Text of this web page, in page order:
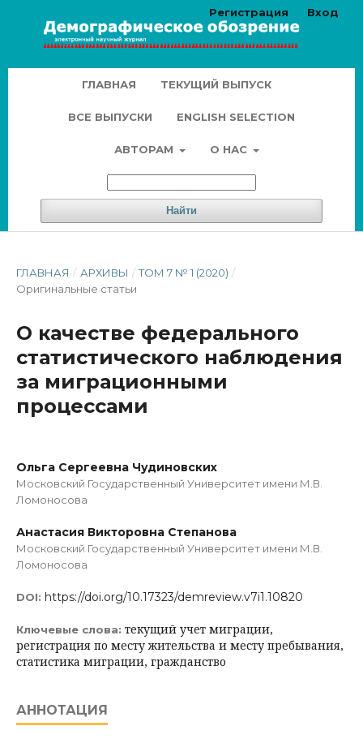
ГЛАВНАЯ ТЕКУЩИЙ ВЫПУСК
ВСЕ ВЫПУСКИ ENGLISH SELECTION
АВТОРАМ О НАС
Найти
Регистрация Вход
ГЛАВНАЯ / АРХИВЫ / ТОМ 7 № 1 (2020) /
Оригинальные статьи
О качестве федерального
статистического наблюдения
за миграционными
процессами
Ольга Сергеевна Чудиновских
Московский Государственный Университет имени М.В.
Ломоносова
Анастасия Викторовна Степанова
Московский Государственный Университет имени М.В.
Ломоносова
DOI: https://doi.org/10.17323/demreview.v7i1.10820
Ключевые слова: текущий учет миграции,
регистрация по месту жительства и месту пребывания,
статистика миграции, гражданство
АННОТАЦИЯ